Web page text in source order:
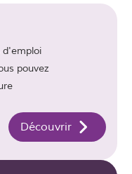
d'emploi
pouvez
Découvrir